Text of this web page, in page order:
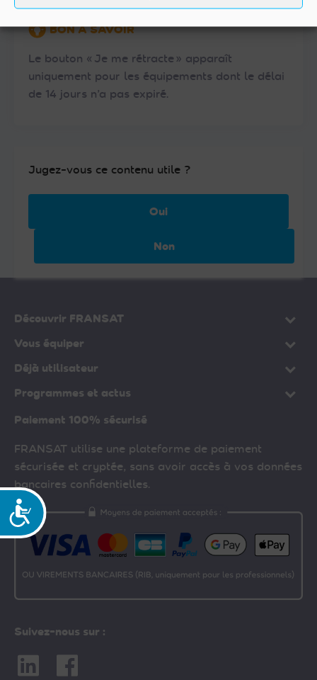
Accessibilité
Jugez-vous ce contenu utile ?
Oui
Non
BON À SAVOIR
Le bouton « Je me rétracte » apparaît
uniquement pour les équipements dont le délai
de 14 jours n’a pas expiré.
Découvrir FRANSAT
Vous équiper
Déjà utilisateur
Programmes et actus
Paiement 100% sécurisé
FRANSAT utilise une plateforme de paiement
sécurisée et cryptée, sans avoir accès à vos données
bancaires confidentielles.
Suivez-nous sur :
LinkedinFacebook